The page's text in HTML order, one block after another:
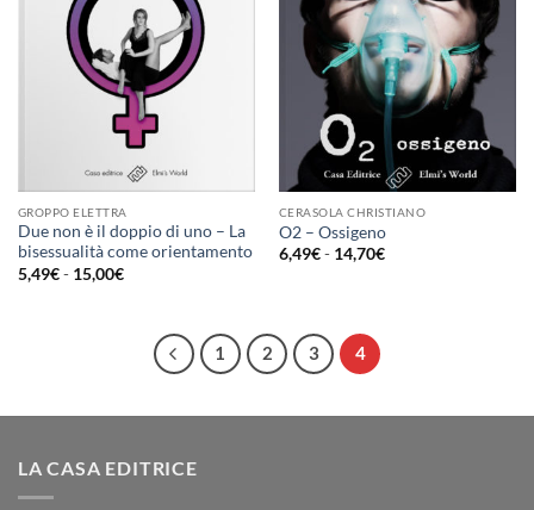
GROPPO ELETTRA
Due non è il doppio di uno – La
bisessualità come orientamento
5,49€ - 15,00€Fascia
5,49€
15,00€
CERASOLA CHRISTIANO
O2 – Ossigeno
6,49€ - 14,70€Fascia
1 2 3 4
LA CASA EDITRICE